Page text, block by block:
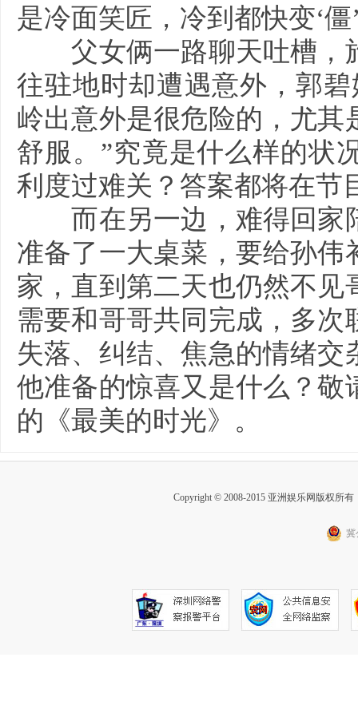
是冷面笑匠，冷到都快变‘僵
父女俩一路聊天吐槽，
往驻地时却遭遇意外，郭
岭出意外是很危险的，尤
舒服。”究竟是什么样的状
利度过难关？答案都将在节
而在另一边，难得回家
准备了一大桌菜，要给孙
家，直到第二天也仍然不
需要和哥哥共同完成，多
失落、纠结、焦急的情绪
他准备的惊喜又是什么？敬
的《最美的时光》。
Copyright © 2008-2015 亚洲娱乐网版权所
冀